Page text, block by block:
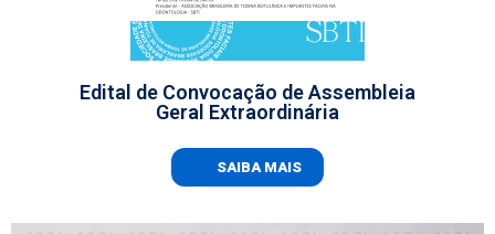
Edital de Convocação de Assembleia
Geral Extraordinária
SAIBA MAIS